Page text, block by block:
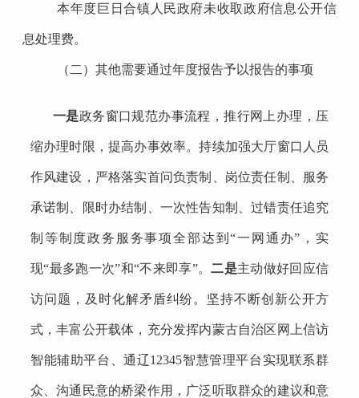
本年度巨日合镇人民政府未收取政府信息公开信
息处理费。
（二）其他需要通过年度报告予以报告的事项
一是政务窗口规范办事流程，推行网上办理，压
缩办理时限，提高办事效率。持续加强大厅窗口人员
作风建设，严格落实首问负责制、岗位责任制、服务
承诺制、限时办结制、一次性告知制、过错责任追究
制等制度政务服务事项全部达到“一网通办”，实
现“最多跑一次”和“不来即享”。二是主动做好回应信
访问题，及时化解矛盾纠纷。坚持不断创新公开方
式，丰富公开载体，充分发挥内蒙古自治区网上信访
智能辅助平台、通辽12345智慧管理平台实现联系群
众、沟通民意的桥梁作用，广泛听取群众的建议和意